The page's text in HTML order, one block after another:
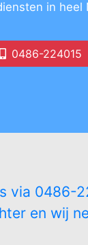
in heel
0486-224015
via 0486-
en wij